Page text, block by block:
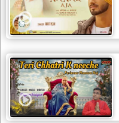
आज
का
भजन
bhajan
of
the
day
भजन
जोड़ें
add